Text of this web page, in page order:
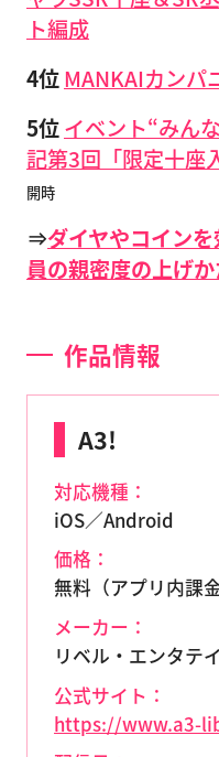
ト編成
4位MANKAIカンパ
5位イベント“みん
記第3回「限定十座
開時
⇒ダイヤやコイン
員の親密度の上げ
作品情報
A3!
対応機種：
iOS／Android
価格：
無料（アプリ内課金
メーカー：
リベル・エンタテ
公式サイト：
https://www.a3-